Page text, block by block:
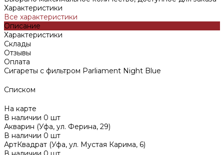
Характеристики
Все характеристики
Описание
Характеристики
Склады
Отзывы
Оплата
Сигареты с фильтром Parliament Night Blue
Списком
На карте
В наличии 0 шт
Акварин (Уфа, ул. Ферина, 29)
В наличии 0 шт
АртКвадрат (Уфа, ул. Мустая Карима, 6)